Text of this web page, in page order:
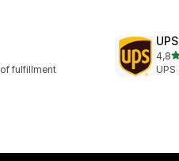
fulfillment
4,8